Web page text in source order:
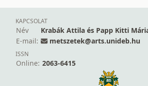
KAPCSOLAT
Név
Krabák Attila és Papp Kitti
E-mail:
metszetek@arts.unideb.hu
ISSN
Online: 2063-6415